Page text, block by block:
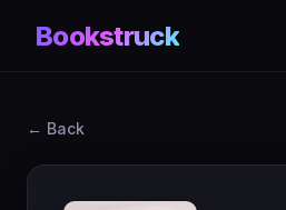
Bookstruck
← Back